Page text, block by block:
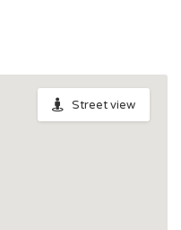
Street view